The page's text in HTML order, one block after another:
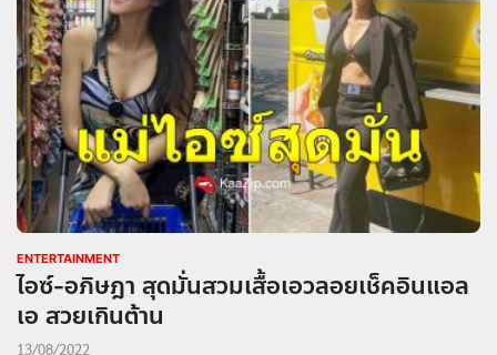
ENTERTAINMENT
ไอซ์-อภิษฎา สุดมั่นสวมเสื้อเอวลอยเช็คอินแอล
เอ สวยเกินต้าน
13/08/2022